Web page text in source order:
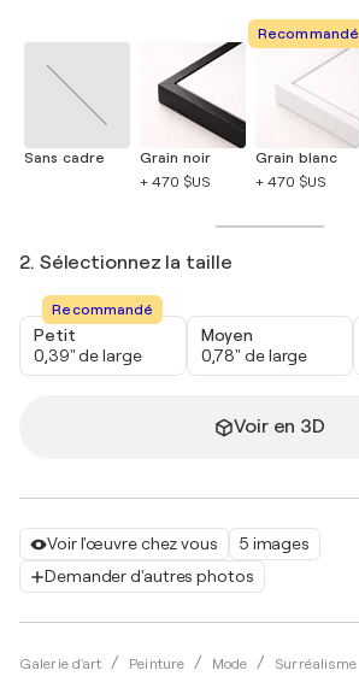
Voir l'œuvre chez vous
5 images
Demander d'autres photos
Galerie d'art Peinture Mode Surréalisme
Sans cadre
Grain noir
+ 470 $US
Recommandé
Grain blanc
+ 470 $US
2. Sélectionnez la taille
Recommandé
Petit
0,39" de large
Moyen
0,78" de large
Voir en 3D